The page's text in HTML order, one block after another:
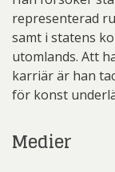
representerad
samt i statens
utomlands. Att
karriär är han
för konst
Medier